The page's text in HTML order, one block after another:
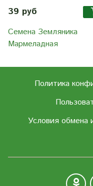
39 руб
Семена Земляника
Мармеладная
Политика
Условия обмена